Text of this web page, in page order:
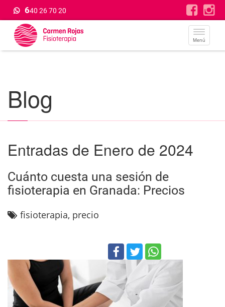
640 26 70 20
Menú
Blog
Entradas de Enero de 2024
Cuánto cuesta una sesión de
fisioterapia en Granada: Precios
fisioterapia, precio